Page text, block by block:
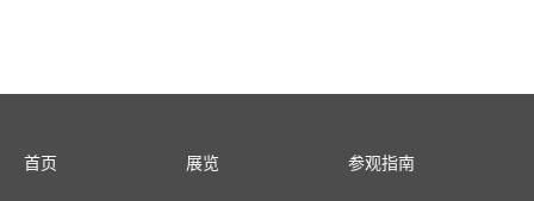
首页 展览 参观指南